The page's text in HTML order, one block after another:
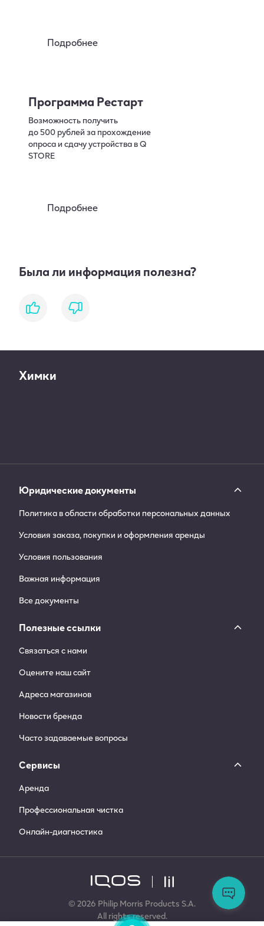
Подробнее
Программа Рестарт
Возможность получить
до 500 рублей за прохождение
опроса и сдачу устройства в Q
STORE
Подробнее
Была ли информация полезна?
like dislike
Химки
© 2026 Philip Morris Products S.A.
All rights reserved.
Юридические документы
Политика в области обработки персональных данных
Условия заказа, покупки и оформления аренды
Условия пользования
Важная информация
Все документы
Полезные ссылки
Связаться с нами
Оцените наш сайт
Адреса магазинов
Новости бренда
Часто задаваемые вопросы
Сервисы
Аренда
Профессиональная чистка
Онлайн-диагностика